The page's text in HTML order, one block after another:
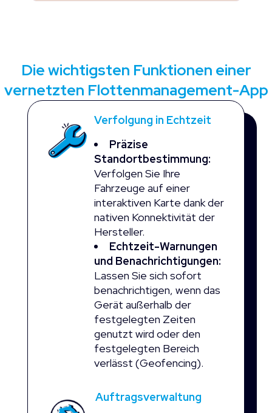
Die wichtigsten Funktionen einer
vernetzten Flottenmanagement-App
Verfolgung in Echtzeit
Präzise
Standortbestimmung:
Verfolgen Sie Ihre
Fahrzeuge auf einer
interaktiven Karte dank der
nativen Konnektivität der
Hersteller.
Echtzeit-Warnungen
und Benachrichtigungen:
Lassen Sie sich sofort
benachrichtigen, wenn das
Gerät außerhalb der
festgelegten Zeiten
genutzt wird oder den
festgelegten Bereich
verlässt (Geofencing).
Auftragsverwaltung